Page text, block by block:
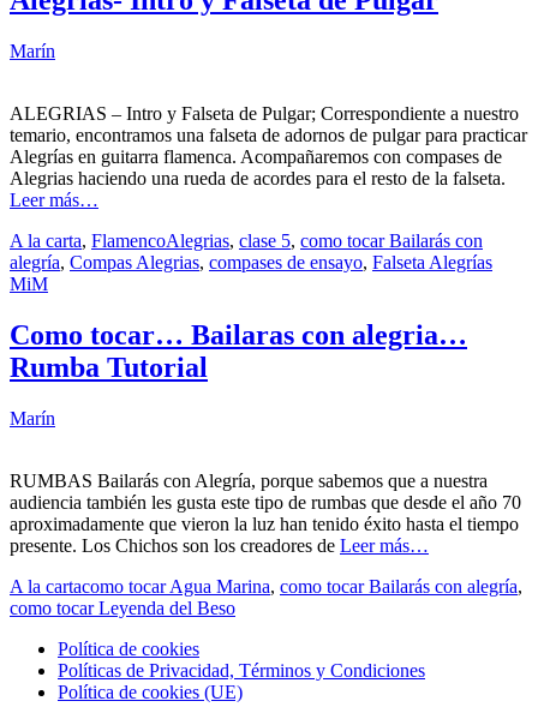
Marín
ALEGRIAS – Intro y Falseta de Pulgar; Correspondiente a nuestro
temario, encontramos una falseta de adornos de pulgar para practicar
Alegrías en guitarra flamenca. Acompañaremos con compases de
Alegrias haciendo una rueda de acordes para el resto de la falseta.
Leer más…
A la carta, FlamencoAlegrias, clase 5, como tocar Bailarás con
alegría, Compas Alegrias, compases de ensayo, Falseta Alegrías
MiM
Como tocar… Bailaras con alegria…
Rumba Tutorial
Marín
RUMBAS Bailarás con Alegría, porque sabemos que a nuestra
audiencia también les gusta este tipo de rumbas que desde el año 70
aproximadamente que vieron la luz han tenido éxito hasta el tiempo
presente. Los Chichos son los creadores de Leer más…
A la cartacomo tocar Agua Marina, como tocar Bailarás con alegría,
como tocar Leyenda del Beso
Política de cookies
Políticas de Privacidad, Términos y Condiciones
Política de cookies (UE)